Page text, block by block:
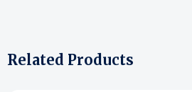
Related Products